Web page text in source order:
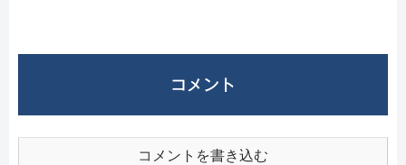
コメント
コメントを書き込む